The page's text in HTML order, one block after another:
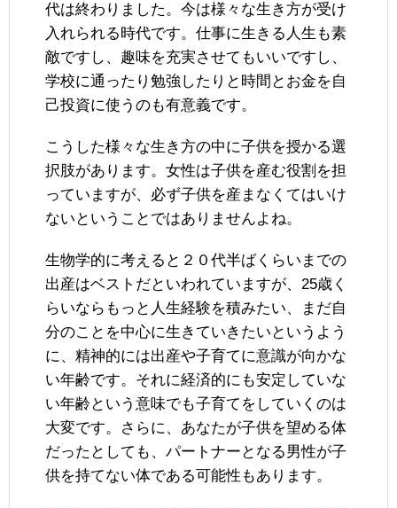
代は終わりました。今は様々な生き方が受け
入れられる時代です。仕事に生きる人生も素
敵ですし、趣味を充実させてもいいですし、
学校に通ったり勉強したりと時間とお金を自
己投資に使うのも有意義です。
こうした様々な生き方の中に子供を授かる選
択肢があります。女性は子供を産む役割を担
っていますが、必ず子供を産まなくてはいけ
ないということではありませんよね。
生物学的に考えると２０代半ばくらいまでの
出産はベストだといわれていますが、25歳く
らいならもっと人生経験を積みたい、まだ自
分のことを中心に生きていきたいというよう
に、精神的には出産や子育てに意識が向かな
い年齢です。それに経済的にも安定していな
い年齢という意味でも子育てをしていくのは
大変です。さらに、あなたが子供を望める体
だったとしても、パートナーとなる男性が子
供を持てない体である可能性もあります。